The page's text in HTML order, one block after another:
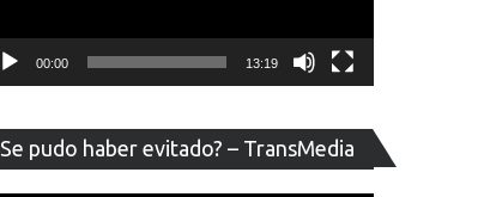
00:00 13:19
Se pudo haber evitado? – TransMedia
de
vídeo